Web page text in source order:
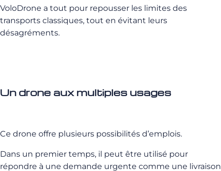
VoloDrone a tout pour repousser les limites des
transports classiques, tout en évitant leurs
désagréments.
Un drone aux multiples usages
Ce drone offre plusieurs possibilités d’emplois.
Dans un premier temps, il peut être utilisé pour
répondre à une demande urgente comme une livraison